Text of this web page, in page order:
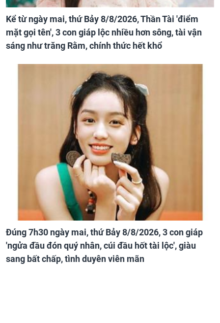
Kể từ ngày mai, thứ Bảy 8/8/2026, Thần Tài 'điểm
mặt gọi tên', 3 con giáp lộc nhiều hơn sông, tài vận
sáng như trăng Rằm, chính thức hết khổ
Đúng 7h30 ngày mai, thứ Bảy 8/8/2026, 3 con giáp
'ngửa đầu đón quý nhân, cúi đầu hốt tài lộc', giàu
sang bất chấp, tình duyên viên mãn